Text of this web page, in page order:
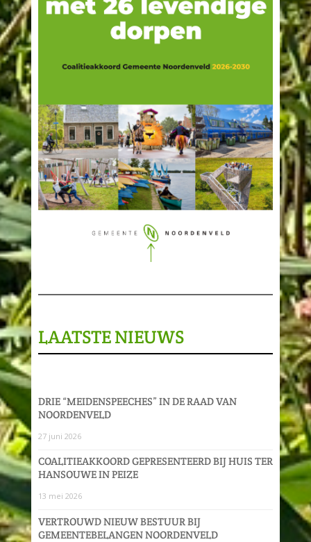
LAATSTE NIEUWS
DRIE “MEIDENSPEECHES” IN DE RAAD VAN
NOORDENVELD
27 juni 2026
COALITIEAKKOORD GEPRESENTEERD BIJ HUIS TER
HANSOUWE IN PEIZE
13 mei 2026
VERTROUWD NIEUW BESTUUR BIJ
GEMEENTEBELANGEN NOORDENVELD